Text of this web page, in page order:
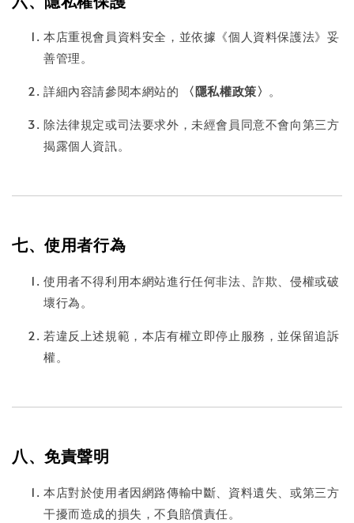
本店重視會員資料安全，並依據《個人資料保護法》妥
善管理。
詳細內容請參閱本網站的
〈隱私權政策〉 。
除法律規定或司法要求外，未經會員同意不會向第三方
揭露個人資訊。
七、使用者行為
使用者不得利用本網站進行任何非法、詐欺、侵權或破
壞行為。
若違反上述規範，本店有權立即停止服務，並保留追訴
權。
八、免責聲明
本店對於使用者因網路傳輸中斷、資料遺失、或第三方
干擾而造成的損失，不負賠償責任。